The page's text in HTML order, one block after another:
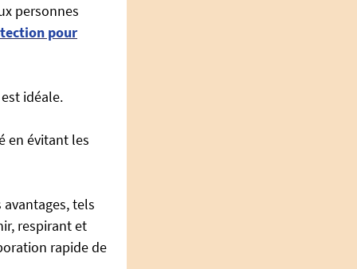
personnes
pour
idéale.
en évitant les
tels
respirant et
rapide de